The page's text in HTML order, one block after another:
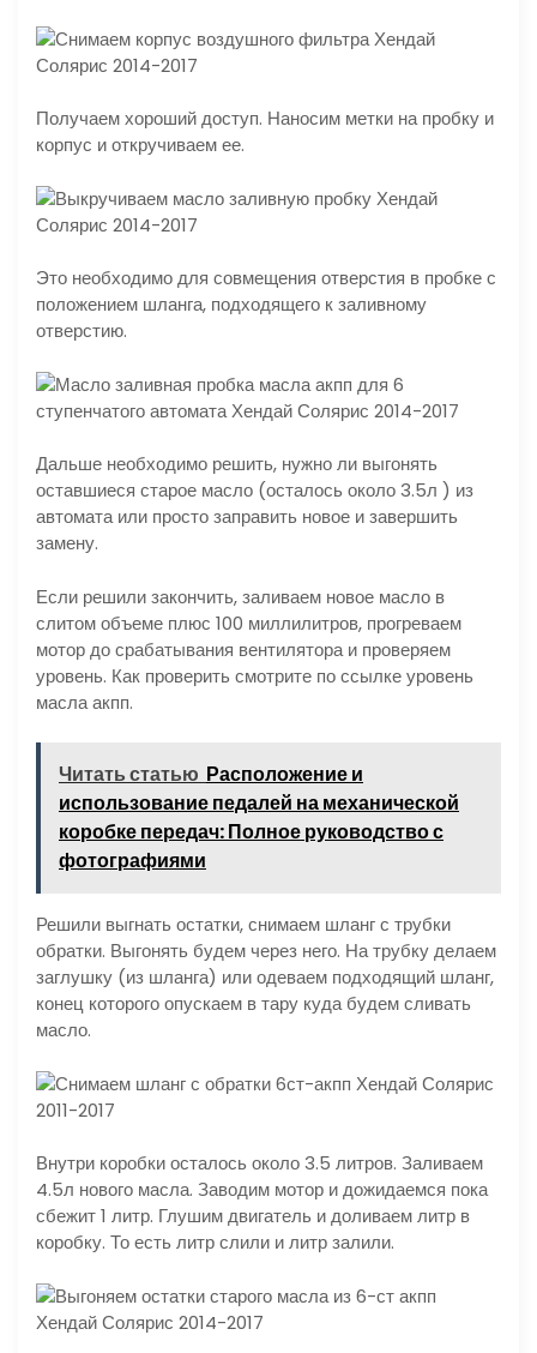
Получаем хороший доступ. Наносим метки на пробку и
корпус и откручиваем ее.
Это необходимо для совмещения отверстия в пробке с
положением шланга, подходящего к заливному
отверстию.
Дальше необходимо решить, нужно ли выгонять
оставшиеся старое масло (осталось около 3.5л ) из
автомата или просто заправить новое и завершить
замену.
Если решили закончить, заливаем новое масло в
слитом объеме плюс 100 миллилитров, прогреваем
мотор до срабатывания вентилятора и проверяем
уровень. Как проверить смотрите по ссылке уровень
масла акпп.
Читать статью Расположение и
использование педалей на механической
коробке передач: Полное руководство с
фотографиями
Решили выгнать остатки, снимаем шланг с трубки
обратки. Выгонять будем через него. На трубку делаем
заглушку (из шланга) или одеваем подходящий шланг,
конец которого опускаем в тару куда будем сливать
масло.
Внутри коробки осталось около 3.5 литров. Заливаем
4.5л нового масла. Заводим мотор и дожидаемся пока
сбежит 1 литр. Глушим двигатель и доливаем литр в
коробку. То есть литр слили и литр залили.